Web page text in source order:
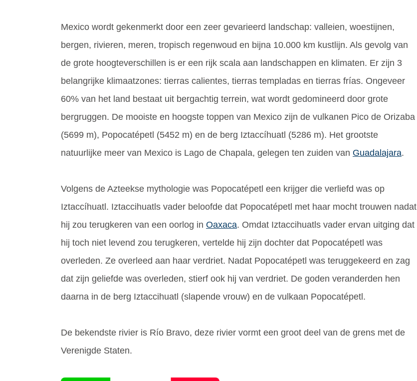
Mexico wordt gekenmerkt door een zeer gevarieerd landschap: valleien, woestijnen,
bergen, rivieren, meren, tropisch regenwoud en bijna 10.000 km kustlijn. Als gevolg van
de grote hoogteverschillen is er een rijk scala aan landschappen en klimaten. Er zijn 3
belangrijke klimaatzones: tierras calientes, tierras templadas en tierras frías. Ongeveer
60% van het land bestaat uit bergachtig terrein, wat wordt gedomineerd door grote
bergruggen. De mooiste en hoogste toppen van Mexico zijn de vulkanen Pico de Orizaba
(5699 m), Popocatépetl (5452 m) en de berg Iztaccíhuatl (5286 m). Het grootste
natuurlijke meer van Mexico is Lago de Chapala, gelegen ten zuiden van Guadalajara.
Volgens de Azteekse mythologie was Popocatépetl een krijger die verliefd was op
Iztaccíhuatl. Iztaccihuatls vader beloofde dat Popocatépetl met haar mocht trouwen nadat
hij zou terugkeren van een oorlog in Oaxaca. Omdat Iztaccihuatls vader ervan uitging dat
hij toch niet levend zou terugkeren, vertelde hij zijn dochter dat Popocatépetl was
overleden. Ze overleed aan haar verdriet. Nadat Popocatépetl was teruggekeerd en zag
dat zijn geliefde was overleden, stierf ook hij van verdriet. De goden veranderden hen
daarna in de berg Iztaccihuatl (slapende vrouw) en de vulkaan Popocatépetl.
De bekendste rivier is Río Bravo, deze rivier vormt een groot deel van de grens met de
Verenigde Staten.